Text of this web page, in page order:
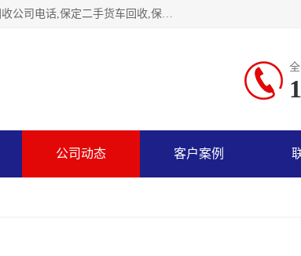
保定辉领再生资源回收有限公司主要经营保定旧车回收，保定报废汽车回收，保定报废汽车回收公司电话,保定二手货车回收,保定黄标车回收, 保定黄标车回收，保定哪里收报废车，保定废旧汽车回收，保定汽车报废手续办理，保定汽车解体厂。将通过采取区域限行促进淘汰、经济补助激励新、加大上路*法处罚、加强达标排放监管等综合措施，对老旧机动车逐步实行末位淘汰，加快老旧机动车淘汰新
公司动态 客户案例